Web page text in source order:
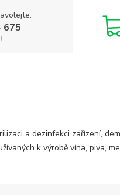
675
a dezinfekci zařízení,
k výrobě vína, piva,